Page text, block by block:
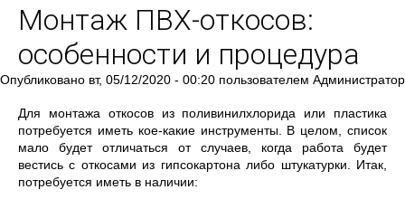
Монтаж ПВХ-откосов:
особенности и процедура
Опубликовано вт, 05/12/2020 - 00:20 пользователем Администратор
Для монтажа откосов из поливинилхлорида или пластика
потребуется иметь кое-какие инструменты. В целом, список
мало будет отличаться от случаев, когда работа будет
вестись с откосами из гипсокартона либо штукатурки. Итак,
потребуется иметь в наличии: